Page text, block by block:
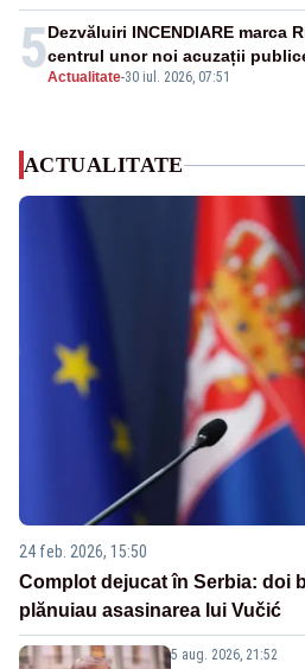
5Actualitate-30 iul. 2026, 07:51
Dezvăluiri INCENDIARE marca
centrul unor noi acuzații
ACTUALITATE
24 feb. 2026, 15:50
Complot dejucat în Serbia: doi
plănuiau asasinarea lui Vučić
5 aug. 2026, 21:52